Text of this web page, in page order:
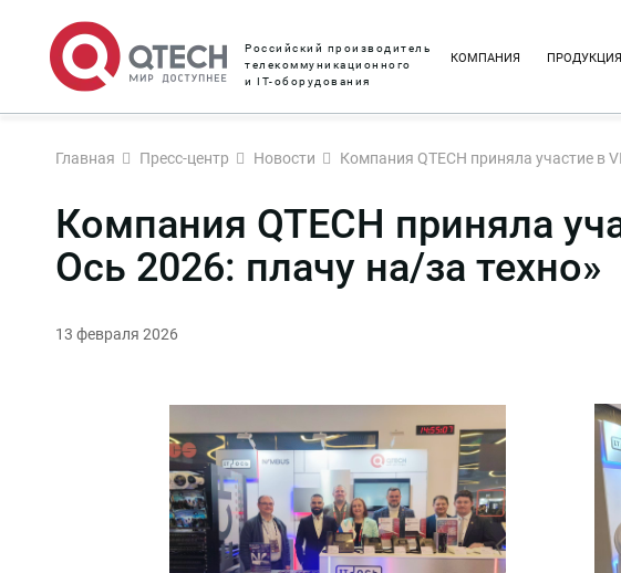
Российский производитель
телекоммуникационного
и IT-оборудования
КОМПАНИЯ ПРОДУКЦИЯ
Главная Пресс-центр Новости Компания QTECH приняла участие в
Компания QTECH приняла
Ось 2026: плачу на/за техно»
13 февраля 2026